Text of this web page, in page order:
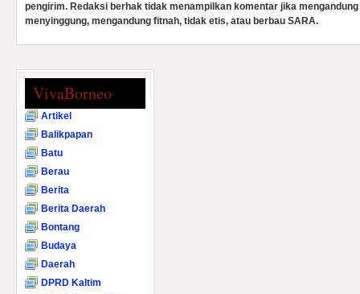
pengirim. Redaksi berhak tidak menampilkan komentar jika
menyinggung, mengandung fitnah, tidak etis, atau berbau SARA.
VivaBorneo
Artikel
Balikpapan
Batu
Berau
Berita
Berita Daerah
Bontang
Budaya
Daerah
DPRD Kaltim